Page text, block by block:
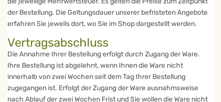
der Bestellung. Die Geltungsdauer unserer befristeten Angebote
erfahren Sie jeweils dort, wo Sie im Shop dargestellt werden.
Vertragsabschluss
Die Annahme Ihrer Bestellung erfolgt durch Zugang der Ware.
Ihre Bestellung ist abgelehnt, wenn Ihnen die Ware nicht
innerhalb von zwei Wochen seit dem Tag Ihrer Bestellung
zugegangen ist. Erfolgt der Zugang der Ware ausnahmsweise
nach Ablauf der zwei Wochen Frist und Sie wollen die Ware nicht